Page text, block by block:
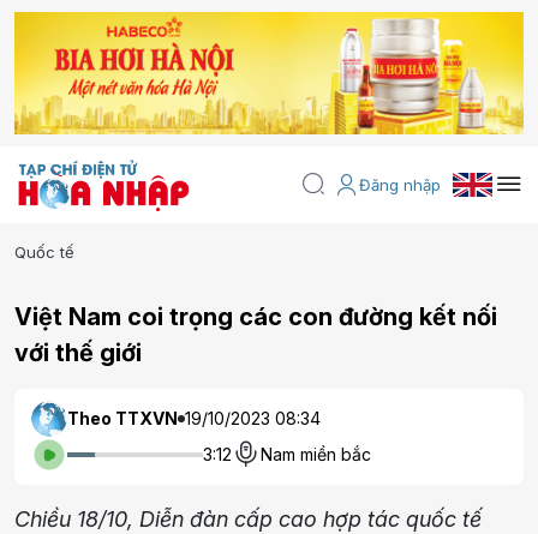
Đăng nhập
Quốc tế
Việt Nam coi trọng các con đường kết nối
với thế giới
Theo TTXVN 19/10/2023 08:34
3:12
Nam miền bắc
Chiều 18/10, Diễn đàn cấp cao hợp tác quốc tế